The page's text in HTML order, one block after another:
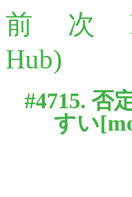
前 次
Hub)
#4715. 否
すい[